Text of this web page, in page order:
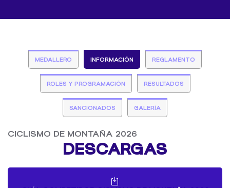
MEDALLERO INFORMACIÓN REGLAMENTO
ROLES Y PROGRAMACIÓN RESULTADOS
SANCIONADOS GALERÍA
CICLISMO DE MONTAÑA 2026
DESCARGAS